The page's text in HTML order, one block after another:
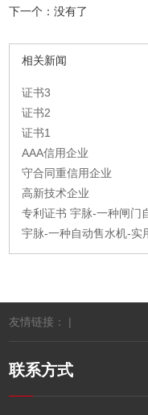
下一个：没有了
相关新闻
证书3
证书2
证书1
AAA信用企业
守合同重信用企业
高新技术企业
专利证书 宇脉-一种闸门
宇脉-一种自动售水机-实
友情链接： |
联系方式